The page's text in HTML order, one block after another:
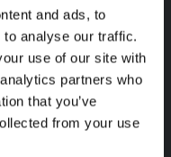
and ads, to
analyse our traffic.
use of our site with
partners who
that you’ve
from your use
et profitez du
vous.